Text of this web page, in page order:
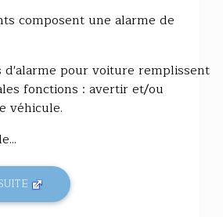
composent une alarme de
d'alarme pour voiture remplissent
fonctions : avertir et/ou
véhicule.